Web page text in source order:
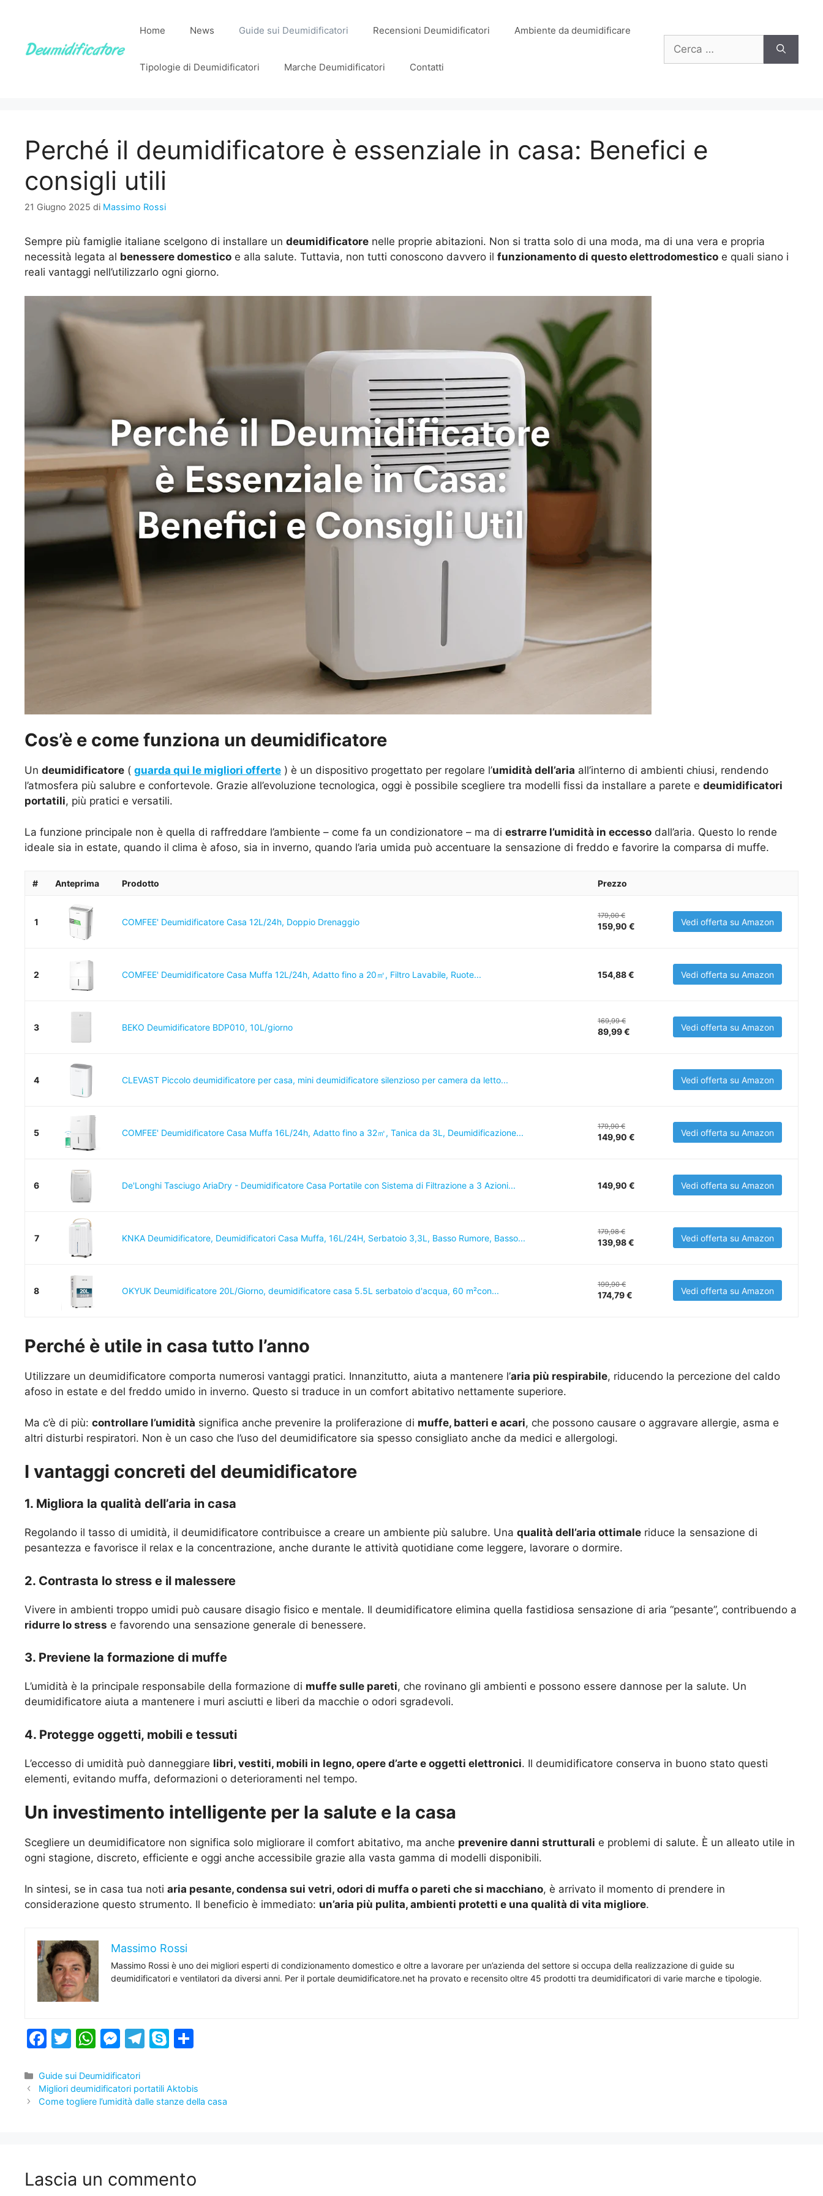
Home News Guide sui Deumidificatori Recensioni Deumidificatori Ambiente da deumidificare
Tipologie di Deumidificatori Marche Deumidificatori Contatti
per:
Perché il deumidificatore è essenziale in casa: Benefici e
consigli utili
21 Giugno 2025 di Massimo Rossi
Sempre più famiglie italiane scelgono di installare un deumidificatore nelle proprie abitazioni. Non si tratta solo di una moda, ma di una vera e propria
necessità legata al benessere domestico e alla salute. Tuttavia, non tutti conoscono davvero il funzionamento di questo elettrodomestico e quali siano i
reali vantaggi nell’utilizzarlo ogni giorno.
Cos’è e come funziona un deumidificatore
Un deumidificatore ( guarda qui le migliori offerte ) è un dispositivo progettato per regolare l’umidità dell’aria all’interno di ambienti chiusi, rendendo
l’atmosfera più salubre e confortevole. Grazie all’evoluzione tecnologica, oggi è possibile scegliere tra modelli fissi da installare a parete e deumidificatori
portatili, più pratici e versatili.
La funzione principale non è quella di raffreddare l’ambiente – come fa un condizionatore – ma di estrarre l’umidità in eccesso dall’aria. Questo lo rende
ideale sia in estate, quando il clima è afoso, sia in inverno, quando l’aria umida può accentuare la sensazione di freddo e favorire la comparsa di muffe.
# Anteprima Prodotto Prezzo
1 COMFEE' Deumidificatore Casa 12L/24h, Doppio Drenaggio
179,00 €
159,90 € Vedi offerta su Amazon
2 COMFEE' Deumidificatore Casa Muffa 12L/24h, Adatto fino a 20㎡, Filtro Lavabile, Ruote... 154,88 € Vedi offerta su Amazon
3 BEKO Deumidificatore BDP010, 10L/giorno
169,99 €
89,99 € Vedi offerta su Amazon
4 CLEVAST Piccolo deumidificatore per casa, mini deumidificatore silenzioso per camera da letto... Vedi offerta su Amazon
5 COMFEE' Deumidificatore Casa Muffa 16L/24h, Adatto fino a 32㎡, Tanica da 3L, Deumidificazione...
179,90 €
149,90 € Vedi offerta su Amazon
6 De'Longhi Tasciugo AriaDry - Deumidificatore Casa Portatile con Sistema di Filtrazione a 3 Azioni... 149,90 € Vedi offerta su Amazon
7 KNKA Deumidificatore, Deumidificatori Casa Muffa, 16L/24H, Serbatoio 3,3L, Basso Rumore, Basso...
179,98 €
139,98 € Vedi offerta su Amazon
8 OKYUK Deumidificatore 20L/Giorno, deumidificatore casa 5.5L serbatoio d'acqua, 60 m²con...
199,90 €
174,79 € Vedi offerta su Amazon
Perché è utile in casa tutto l’anno
Utilizzare un deumidificatore comporta numerosi vantaggi pratici. Innanzitutto, aiuta a mantenere l’aria più respirabile, riducendo la percezione del caldo
afoso in estate e del freddo umido in inverno. Questo si traduce in un comfort abitativo nettamente superiore.
Ma c’è di più: controllare l’umidità significa anche prevenire la proliferazione di muffe, batteri e acari, che possono causare o aggravare allergie, asma e
altri disturbi respiratori. Non è un caso che l’uso del deumidificatore sia spesso consigliato anche da medici e allergologi.
I vantaggi concreti del deumidificatore
1. Migliora la qualità dell’aria in casa
Regolando il tasso di umidità, il deumidificatore contribuisce a creare un ambiente più salubre. Una qualità dell’aria ottimale riduce la sensazione di
pesantezza e favorisce il relax e la concentrazione, anche durante le attività quotidiane come leggere, lavorare o dormire.
2. Contrasta lo stress e il malessere
Vivere in ambienti troppo umidi può causare disagio fisico e mentale. Il deumidificatore elimina quella fastidiosa sensazione di aria “pesante”, contribuendo a
ridurre lo stress e favorendo una sensazione generale di benessere.
3. Previene la formazione di muffe
L’umidità è la principale responsabile della formazione di muffe sulle pareti, che rovinano gli ambienti e possono essere dannose per la salute. Un
deumidificatore aiuta a mantenere i muri asciutti e liberi da macchie o odori sgradevoli.
4. Protegge oggetti, mobili e tessuti
L’eccesso di umidità può danneggiare libri, vestiti, mobili in legno, opere d’arte e oggetti elettronici. Il deumidificatore conserva in buono stato questi
elementi, evitando muffa, deformazioni o deterioramenti nel tempo.
Un investimento intelligente per la salute e la casa
Scegliere un deumidificatore non significa solo migliorare il comfort abitativo, ma anche prevenire danni strutturali e problemi di salute. È un alleato utile in
ogni stagione, discreto, efficiente e oggi anche accessibile grazie alla vasta gamma di modelli disponibili.
In sintesi, se in casa tua noti aria pesante, condensa sui vetri, odori di muffa o pareti che si macchiano, è arrivato il momento di prendere in
considerazione questo strumento. Il beneficio è immediato: un’aria più pulita, ambienti protetti e una qualità di vita migliore.
Massimo Rossi
Massimo Rossi è uno dei migliori esperti di condizionamento domestico e oltre a lavorare per un’azienda del settore si occupa della realizzazione di guide su
deumidificatori e ventilatori da diversi anni. Per il portale deumidificatore.net ha provato e recensito oltre 45 prodotti tra deumidificatori di varie marche e tipologie.
F
c
e
k
T
itt
er
W
at
s
M
s
s
er
T
gr
S
p di
Categorie
Guide sui Deumidificatori
Migliori deumidificatori portatili Aktobis
Come togliere l’umidità dalle stanze della casa
Lascia un commento